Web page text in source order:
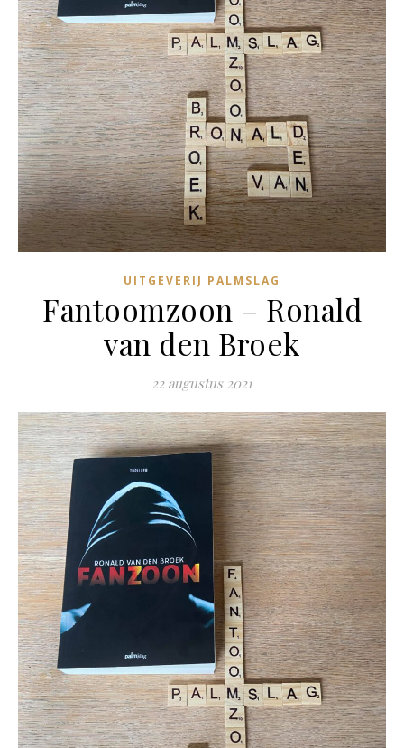
UITGEVERIJ PALMSLAG
Fantoomzoon – Ronald
van den Broek
22 augustus 2021